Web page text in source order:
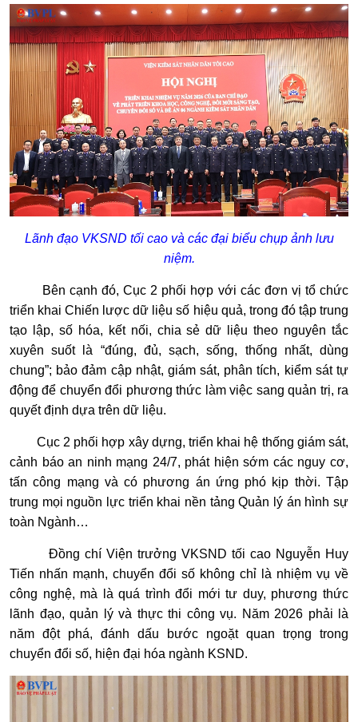
Lãnh đạo VKSND tối cao và các đại biểu chụp ảnh lưu
niệm.
Bên cạnh đó, Cục 2 phối hợp với các đơn vị tổ chức
triển khai Chiến lược dữ liệu số hiệu quả, trong đó tập trung
tạo lập, số hóa, kết nối, chia sẻ dữ liệu theo nguyên tắc
xuyên suốt là “đúng, đủ, sạch, sống, thống nhất, dùng
chung”; bảo đảm cập nhật, giám sát, phân tích, kiểm sát tự
động để chuyển đổi phương thức làm việc sang quản trị, ra
quyết định dựa trên dữ liệu.
Cục 2 phối hợp xây dựng, triển khai hệ thống giám sát,
cảnh báo an ninh mạng 24/7, phát hiện sớm các nguy cơ,
tấn công mạng và có phương án ứng phó kịp thời. Tập
trung mọi nguồn lực triển khai nền tảng Quản lý án hình sự
toàn Ngành…
Đồng chí Viện trưởng VKSND tối cao Nguyễn Huy
Tiến nhấn mạnh, chuyển đổi số không chỉ là nhiệm vụ về
công nghệ, mà là quá trình đổi mới tư duy, phương thức
lãnh đạo, quản lý và thực thi công vụ. Năm 2026 phải là
năm đột phá, đánh dấu bước ngoặt quan trọng trong
chuyển đổi số, hiện đại hóa ngành KSND.